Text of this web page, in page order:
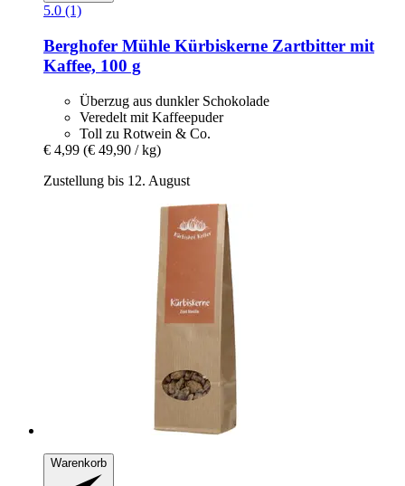
5.0 (1)
Berghofer Mühle Kürbiskerne Zartbitter mit
Kaffee, 100 g
Überzug aus dunkler Schokolade
Veredelt mit Kaffeepuder
Toll zu Rotwein & Co.
€ 4,99 (€ 49,90 / kg)
Zustellung bis 12. August
Warenkorb